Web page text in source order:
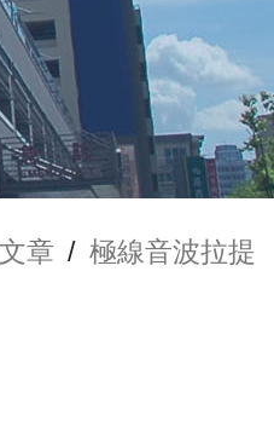
章 / 極線音波拉提